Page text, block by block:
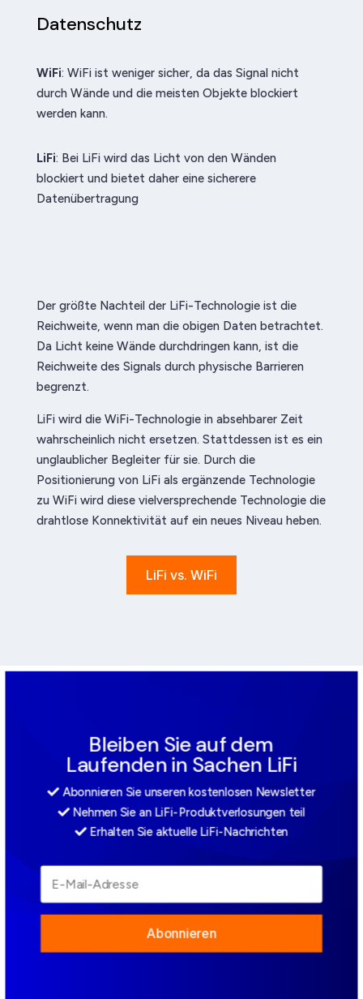
Datenschutz
WiFi: WiFi ist weniger sicher, da das Signal nicht
durch Wände und die meisten Objekte blockiert
werden kann.
LiFi: Bei LiFi wird das Licht von den Wänden
blockiert und bietet daher eine sicherere
Datenübertragung
Der größte Nachteil der LiFi-Technologie ist die
Reichweite, wenn man die obigen Daten betrachtet.
Da Licht keine Wände durchdringen kann, ist die
Reichweite des Signals durch physische Barrieren
begrenzt.
LiFi wird die WiFi-Technologie in absehbarer Zeit
wahrscheinlich nicht ersetzen. Stattdessen ist es ein
unglaublicher Begleiter für sie. Durch die
Positionierung von LiFi als ergänzende Technologie
zu WiFi wird diese vielversprechende Technologie die
drahtlose Konnektivität auf ein neues Niveau heben.
LiFi vs. WiFi
Bleiben Sie auf dem
Laufenden in Sachen LiFi
Abonnieren Sie unseren kostenlosen Newsletter
Nehmen Sie an LiFi-Produktverlosungen teil
Erhalten Sie aktuelle LiFi-Nachrichten
Abonnieren